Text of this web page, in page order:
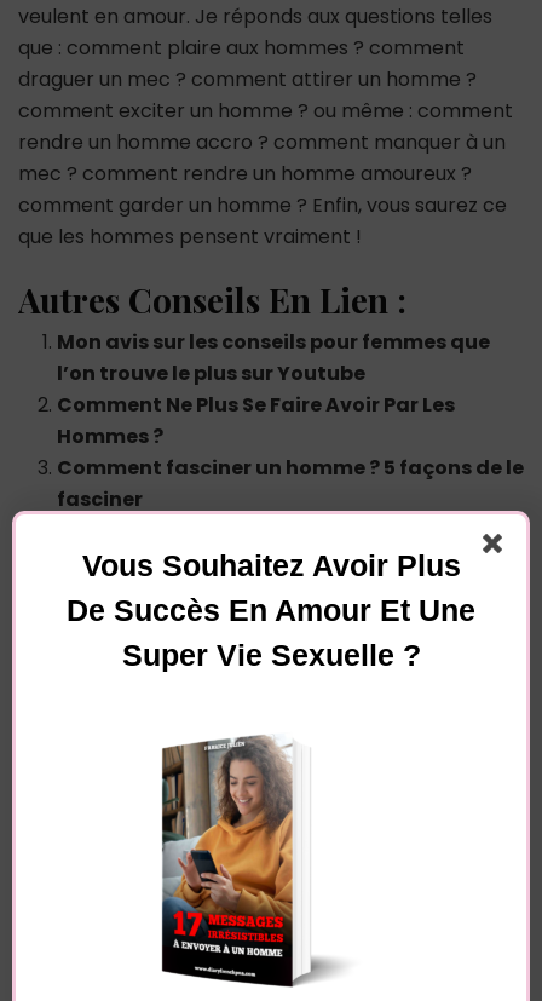
veulent en amour. Je réponds aux questions telles
que : comment plaire aux hommes ? comment
draguer un mec ? comment attirer un homme ?
comment exciter un homme ? ou même : comment
rendre un homme accro ? comment manquer à un
mec ? comment rendre un homme amoureux ?
comment garder un homme ? Enfin, vous saurez ce
que les hommes pensent vraiment !
Autres Conseils En Lien :
Mon avis sur les conseils pour femmes que
l’on trouve le plus sur Youtube
Comment Ne Plus Se Faire Avoir Par Les
Hommes ?
Comment fasciner un homme ? 5 façons de le
fasciner
Pourquoi un homme friendzonne une femme
Vous souhaitez avoir plus de
super vie sexuelle ?
Pour recevoir gratuitement par mail de nombreux
conseils ainsi que mon guide PDF "10 choses
qui excitent vraiment les hommes chez les
femmes", dites-moi simplement à quelle adresse
je dois vous les envoyer !
Vous Souhaitez Avoir Plus
De Succès En Amour Et Une
Super Vie Sexuelle ?